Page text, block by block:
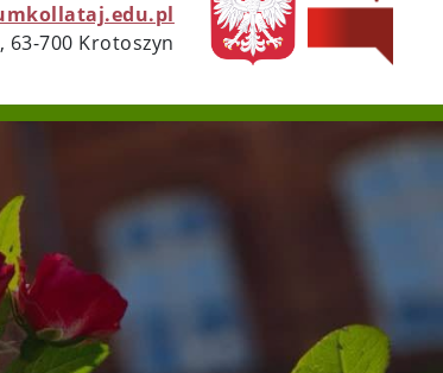
63-700 Krotoszyn